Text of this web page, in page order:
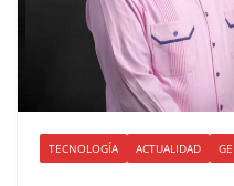
TECNOLOGÍA ACTUALIDAD